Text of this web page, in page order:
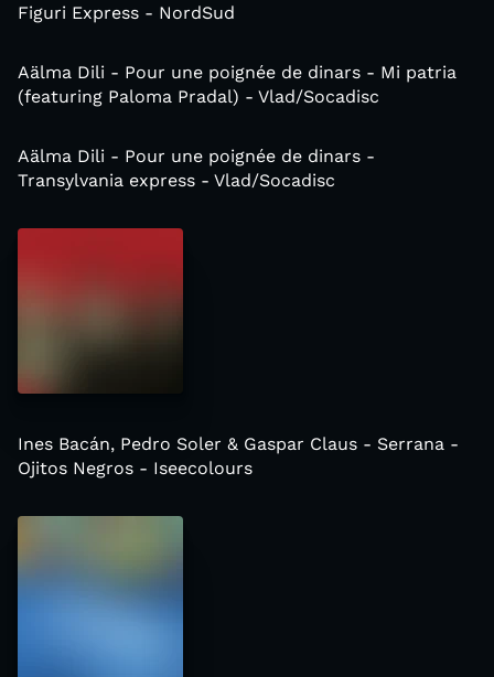
Figuri Express - NordSud
Aälma Dili - Pour une poignée de dinars - Mi patria
(featuring Paloma Pradal) - Vlad/Socadisc
Aälma Dili - Pour une poignée de dinars -
Transylvania express - Vlad/Socadisc
Ines Bacán, Pedro Soler & Gaspar Claus - Serrana -
Ojitos Negros - Iseecolours